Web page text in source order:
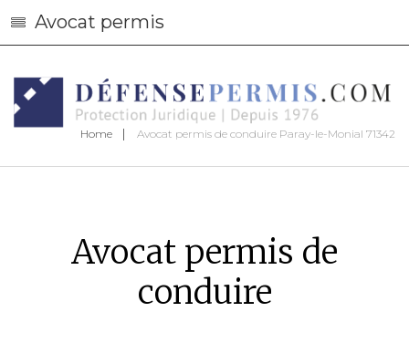
Avocat permis
Home Avocat permis de conduire Paray-le-Monial 71342
Avocat permis de
conduire